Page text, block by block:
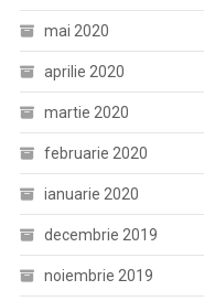
mai 2020
aprilie 2020
martie 2020
februarie 2020
ianuarie 2020
decembrie 2019
noiembrie 2019